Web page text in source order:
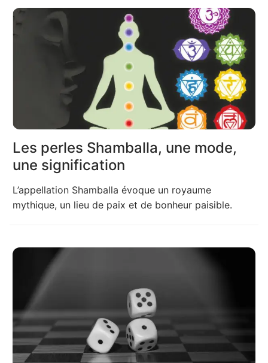
Les perles Shamballa, une mode,
une signification
L’appellation Shamballa évoque un royaume
mythique, un lieu de paix et de bonheur paisible.